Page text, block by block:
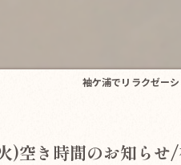
袖ケ浦でリラクゼー
)空き時間のお知らせ